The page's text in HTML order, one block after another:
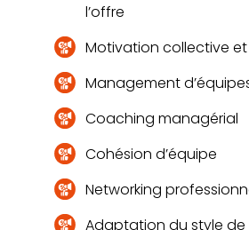
l’offre
Motivation collective
Management
Coaching managérial
Cohésion d’équipe
Networking
Adaptation du style